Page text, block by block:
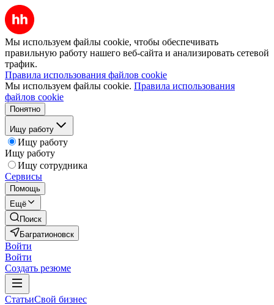
Мы используем файлы cookie, чтобы обеспечивать
правильную работу нашего веб-сайта и анализировать сетевой
трафик.
Правила использования файлов cookie
Мы используем файлы cookie. Правила использования
файлов cookie
Понятно
Ищу работу
Ищу работу
Ищу работу
Ищу сотрудника
Сервисы
Помощь
Ещё
Поиск
Багратионовск
Войти
Войти
Создать резюме
СтатьиСвой бизнес